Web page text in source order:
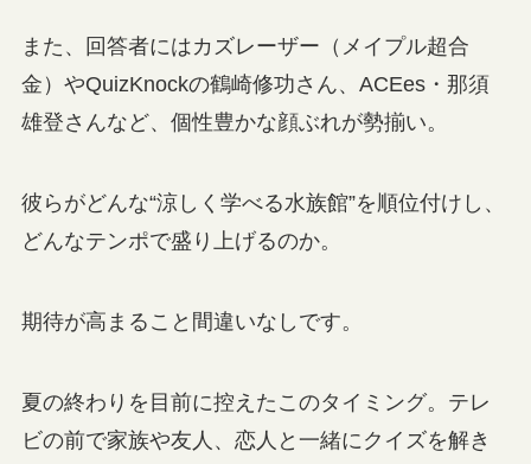
また、回答者にはカズレーザー（メイプル超合
金）やQuizKnockの鶴崎修功さん、ACEes・那須
雄登さんなど、個性豊かな顔ぶれが勢揃い。
彼らがどんな“涼しく学べる水族館”を順位付けし、
どんなテンポで盛り上げるのか。
期待が高まること間違いなしです。
夏の終わりを目前に控えたこのタイミング。テレ
ビの前で家族や友人、恋人と一緒にクイズを解き